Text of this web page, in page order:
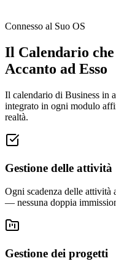
Connesso al Suo OS
Il Calendario
Accanto ad Esso
Il calendario di Business in
integrato in ogni modulo
realtà.
Gestione delle attività
Ogni scadenza delle attività
— nessuna doppia
Gestione dei progetti